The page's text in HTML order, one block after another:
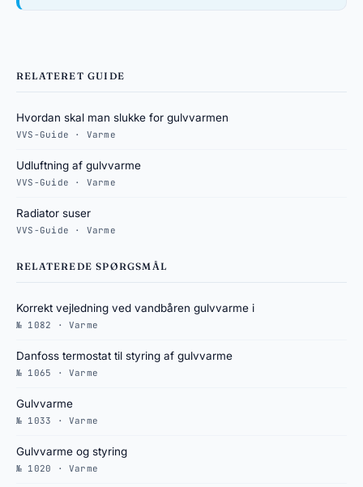
RELATERET GUIDE
Hvordan skal man slukke for gulvvarmen
VVS-Guide · Varme
Udluftning af gulvvarme
VVS-Guide · Varme
Radiator suser
VVS-Guide · Varme
RELATEREDE SPØRGSMÅL
Korrekt vejledning ved vandbåren gulvvarme i
№ 1082 · Varme
Danfoss termostat til styring af gulvvarme
№ 1065 · Varme
Gulvvarme
№ 1033 · Varme
Gulvvarme og styring
№ 1020 · Varme